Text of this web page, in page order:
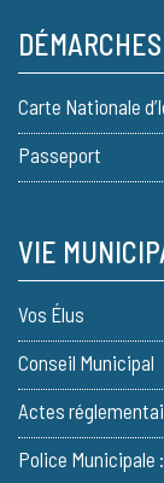
Carte Nationale
Passeport
VIE
Vos Élus
Conseil Municipal
Actes
Police Municipale